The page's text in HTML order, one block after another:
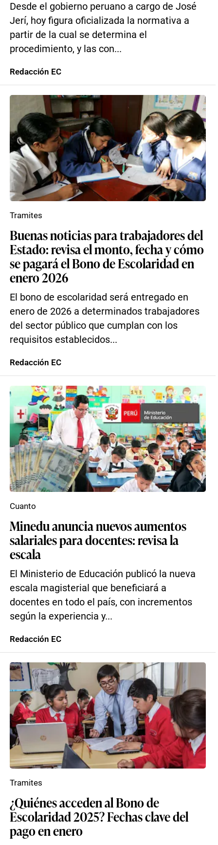
Desde el gobierno peruano a cargo de José
Jerí, hoy figura oficializada la normativa a
partir de la cual se determina el
procedimiento, y las con...
Redacción EC
Buenas noticias para trabajadores del
Estado: revisa el monto, fecha y cómo
se pagará el Bono de Escolaridad en
enero 2026
El bono de escolaridad será entregado en
enero de 2026 a determinados trabajadores
del sector público que cumplan con los
requisitos establecidos...
Tramites
Redacción EC
Minedu anuncia nuevos aumentos
salariales para docentes: revisa la
escala
El Ministerio de Educación publicó la nueva
escala magisterial que beneficiará a
docentes en todo el país, con incrementos
según la experiencia y...
Cuanto
Redacción EC
¿Quiénes acceden al Bono de
Escolaridad 2025? Fechas clave del
pago en enero
Tramites